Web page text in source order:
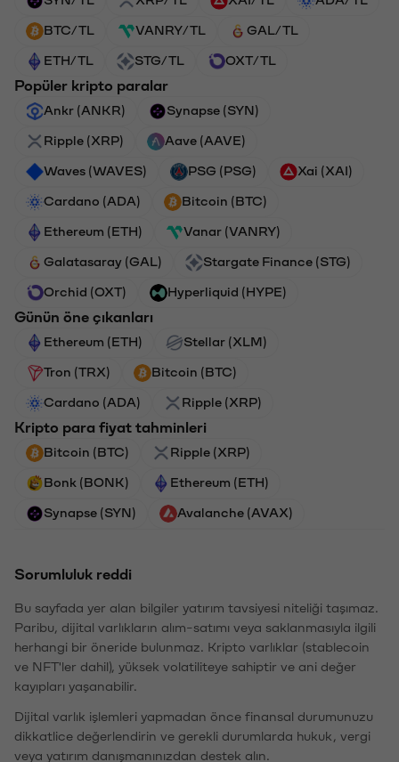
BTC/TL VANRY/TL GAL/TL
ETH/TL STG/TL OXT/TL
Popüler kripto paralar
Ankr (ANKR) Synapse (SYN)
Ripple (XRP) Aave (AAVE)
Waves (WAVES) PSG (PSG) Xai (XAI)
Cardano (ADA) Bitcoin (BTC)
Ethereum (ETH) Vanar (VANRY)
Galatasaray (GAL) Stargate Finance (STG)
Orchid (OXT) Hyperliquid (HYPE)
Günün öne çıkanları
Ethereum (ETH) Stellar (XLM)
Tron (TRX) Bitcoin (BTC)
Cardano (ADA) Ripple (XRP)
Kripto para fiyat tahminleri
Bitcoin (BTC) Ripple (XRP)
Bonk (BONK) Ethereum (ETH)
Synapse (SYN) Avalanche (AVAX)
Sorumluluk reddi
Bu sayfada yer alan bilgiler yatırım tavsiyesi niteliği taşımaz.
Paribu, dijital varlıkların alım-satımı veya saklanmasıyla ilgili
herhangi bir öneride bulunmaz. Kripto varlıklar (stablecoin
ve NFT'ler dahil), yüksek volatiliteye sahiptir ve ani değer
kayıpları yaşanabilir.
Dijital varlık işlemleri yapmadan önce finansal durumunuzu
dikkatlice değerlendirin ve gerekli durumlarda hukuk, vergi
veya yatırım danışmanınızdan destek alın.